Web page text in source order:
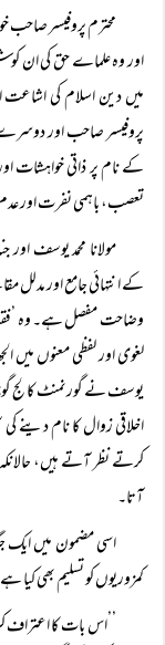
محترم پروفیسر صاحب
اور وہ علماے حق کی ان
میں دین اسلام کی
پروفیسر صاحب اور
کے نام پر ذاتی خواہشات
تعصب، باہمی نفرت اور
مولانا محمد یوسف
کے انتہائی جامع اور مدلل
وضاحت مفصل ہے۔ وہ ’فقیہ
لغوی اور لفظی معنوں میں
یوسف نے گورنمنٹ کالج
اخلاقی زوال کا نام دینے
کرتے نظر آتے ہیں،
آتا۔
اسی مضمون میں ایک
کمزوریوں کو تسلیم بھی
’’اس بات کا